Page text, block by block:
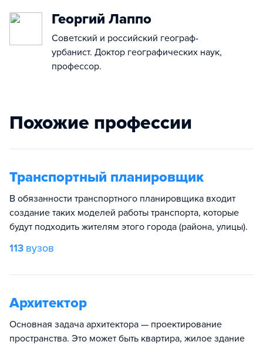
Георгий Лаппо
Советский и российский географ-
урбанист. Доктор географических наук,
профессор.
Похожие профессии
Транспортный планировщик
В обязанности транспортного планировщика входит
создание таких моделей работы транспорта, которые
будут подходить жителям этого города (района, улицы).
113 вузов
Архитектор
Основная задача архитектора — проектирование
пространства. Это может быть квартира, жилое здание